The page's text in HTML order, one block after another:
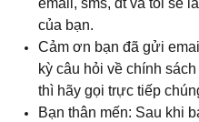
email, sms, đt và tôi sẽ
của bạn.
Cảm ơn bạn đã gửi
kỳ câu hỏi về chính
thì hãy gọi trực tiếp
Bạn thân mến: Sau khi